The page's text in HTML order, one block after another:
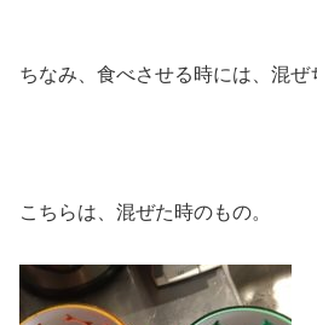
ちなみ、食べさせる時には、混ぜ
こちらは、混ぜた時のもの。